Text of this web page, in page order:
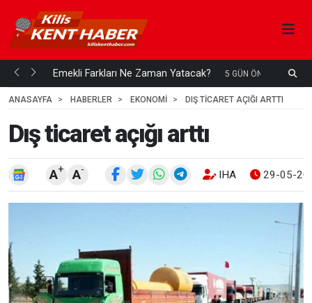
mi... Emekli Farkları Ne Zaman Yatacak? 5 GÜN ÖNCE
ANASAYFA
HABERLER EKONOMİ DIŞ TICARET AÇIĞI ARTTI
Dış ticaret açığı arttı
A+ A- IHA 29-05-